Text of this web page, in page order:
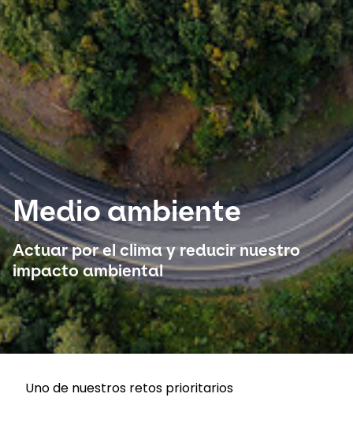
Seleccione su país e idioma
Colombia
Medio ambiente
Actuar por el clima y reducir nuestro
impacto ambiental
Uno de nuestros retos prioritarios